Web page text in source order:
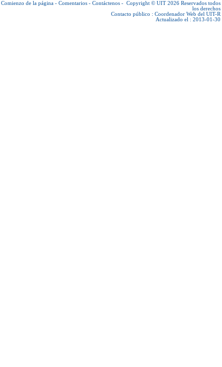
Comienzo de la página - Comentarios - Contáctenos - Copyright © UIT 2026 Reservados todos
los derechos
Contacto público : Coordenador Web del UIT-R
Actualizado el : 2013-01-30